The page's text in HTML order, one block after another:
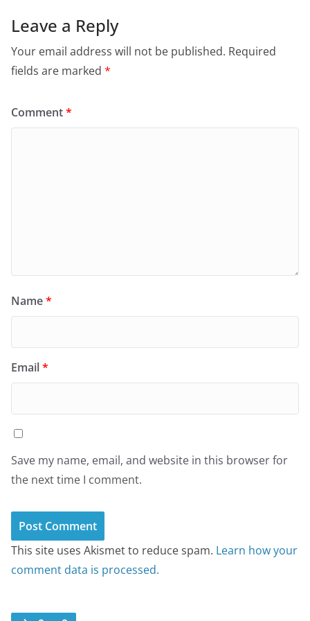
Leave a Reply
Your email address will not be published. Required
fields are marked *
Comment*
Name*
Email*
Save my name, email, and website in this browser for
the next time I comment.
This site uses Akismet to reduce spam. Learn how your
comment data is processed.